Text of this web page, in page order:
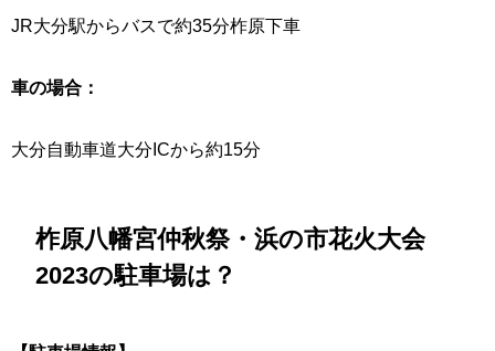
JR大分駅からバスで約35分柞原下車
車の場合：
大分自動車道大分ICから約15分
柞原八幡宮仲秋祭・浜の市花火大会
2023の駐車場は？